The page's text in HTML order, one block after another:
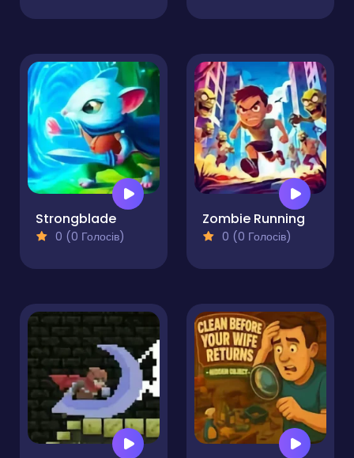
Strongblade
0 (0 Голосів)
Zombie Running
0 (0 Голосів)